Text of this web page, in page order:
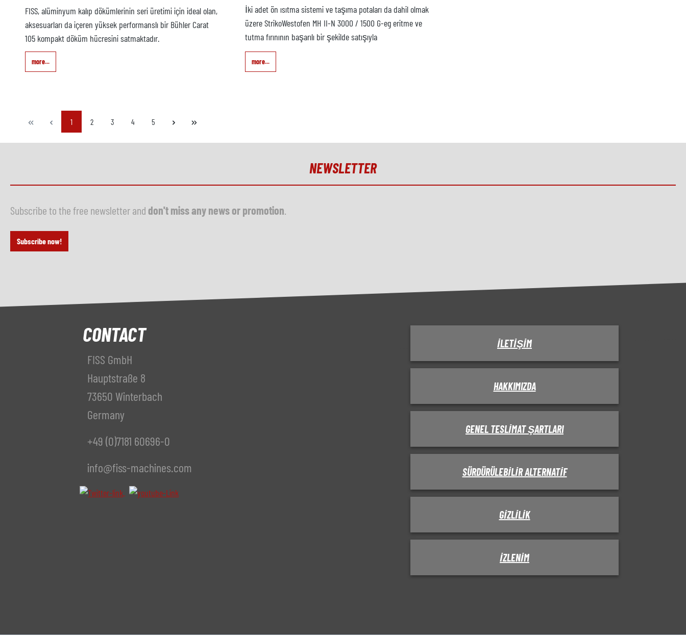
FISS, alüminyum kalıp dökümlerinin seri üretimi için ideal olan,
aksesuarları da içeren yüksek performanslı bir Bühler Carat
105 kompakt döküm hücresini satmaktadır.
more...
İki adet ön ısıtma sistemi ve taşıma potaları da dahil olmak
üzere StrikoWestofen MH II-N 3000 / 1500 G-eg eritme ve
tutma fırınının başarılı bir şekilde satışıyla
more...
Page
1 Page
2 Page
3 Page
4 Page
5
NEWSLETTER
Subscribe to the free newsletter and don't miss any news or promotion
Subscribe now!
CONTACT
FISS GmbH
Hauptstraße 8
73650 Winterbach
Germany
+49 (0)7181 60696-0
info@fiss-machines.com
İLETIŞIM
HAKKIMIZDA
GENEL TESLIMAT ŞARTLARI
SÜRDÜRÜLEBILIR ALTERNATIF
GIZLILIK
IZLENIM